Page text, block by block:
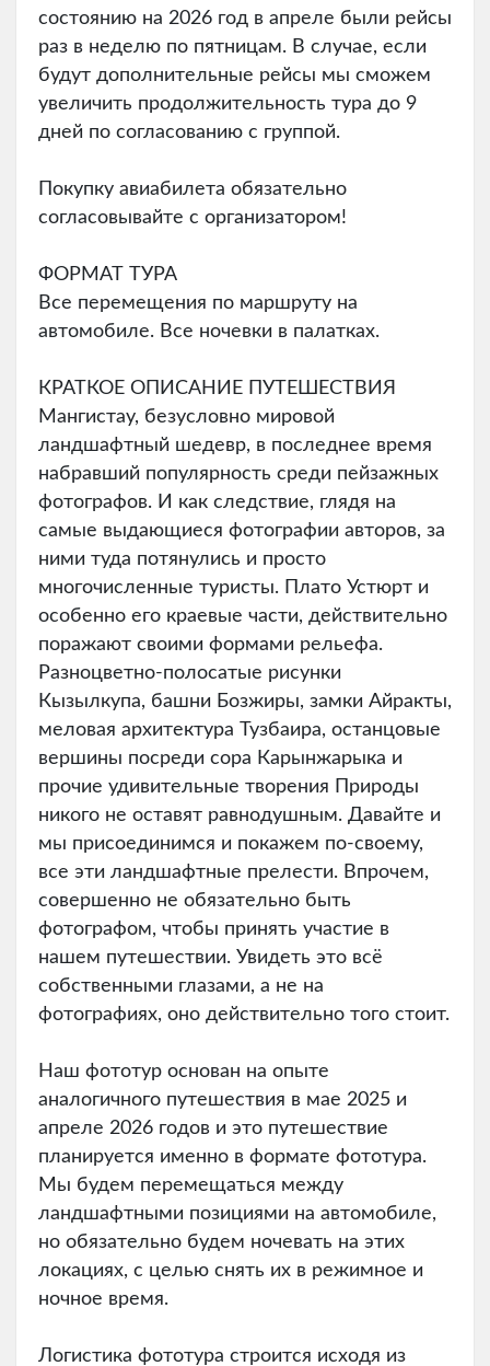
состоянию на 2026 год в апреле были рейсы
раз в неделю по пятницам. В случае, если
будут дополнительные рейсы мы сможем
увеличить продолжительность тура до 9
дней по согласованию с группой.
Покупку авиабилета обязательно
согласовывайте с организатором!
ФОРМАТ ТУРА
Все перемещения по маршруту на
автомобиле. Все ночевки в палатках.
КРАТКОЕ ОПИСАНИЕ ПУТЕШЕСТВИЯ
Мангистау, безусловно мировой
ландшафтный шедевр, в последнее время
набравший популярность среди пейзажных
фотографов. И как следствие, глядя на
самые выдающиеся фотографии авторов, за
ними туда потянулись и просто
многочисленные туристы. Плато Устюрт и
особенно его краевые части, действительно
поражают своими формами рельефа.
Разноцветно-полосатые рисунки
Кызылкупа, башни Бозжиры, замки Айракты,
меловая архитектура Тузбаира, останцовые
вершины посреди сора Карынжарыка и
прочие удивительные творения Природы
никого не оставят равнодушным. Давайте и
мы присоединимся и покажем по-своему,
все эти ландшафтные прелести. Впрочем,
совершенно не обязательно быть
фотографом, чтобы принять участие в
нашем путешествии. Увидеть это всё
собственными глазами, а не на
фотографиях, оно действительно того стоит.
Наш фототур основан на опыте
аналогичного путешествия в мае 2025 и
апреле 2026 годов и это путешествие
планируется именно в формате фототура.
Мы будем перемещаться между
ландшафтными позициями на автомобиле,
но обязательно будем ночевать на этих
локациях, с целью снять их в режимное и
ночное время.
Логистика фототура строится исходя из